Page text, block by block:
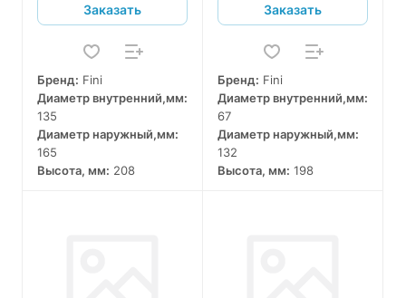
Заказать
Бренд: Fini
Диаметр внутренний,мм:
135
Диаметр наружный,мм:
165
Высота, мм: 208
Заказать
Бренд: Fini
Диаметр внутренний,мм:
67
Диаметр наружный,мм:
132
Высота, мм: 198